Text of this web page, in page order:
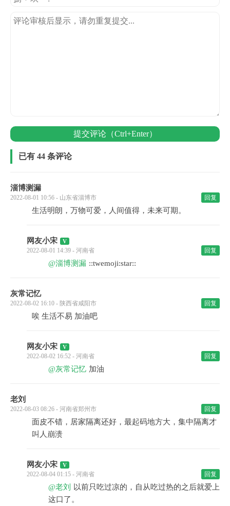
提交评论（Ctrl+Enter）
已有 44 条评论
淄博测漏
2022-08-01 10:56 - 山东省淄博市 回复
生活明朗，万物可爱，人间值得，未来可期。
网友小宋
2022-08-01 14:39 - 河南省 回复
@淄博测漏 ::twemoji:star::
灰常记忆
2022-08-02 16:10 - 陕西省咸阳市 回复
唉 生活不易 加油吧
网友小宋
2022-08-02 16:52 - 河南省 回复
@灰常记忆 加油
老刘
2022-08-03 08:26 - 河南省郑州市 回复
面皮不错，居家隔离还好，最起码地方大，集中隔离才
叫人崩溃
网友小宋
2022-08-04 01:15 - 河南省 回复
@老刘
以前只吃过凉的，自从吃过热的之后就爱上
这口了。